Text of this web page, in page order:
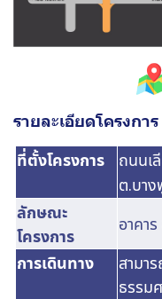
รายละเอียดโครงการ
ที่ตั้งโครงการ
ถนนเ
ต.บา
ลักษณะ
โครงการ
อาคา
การเดินทาง
สามา
ธรรม